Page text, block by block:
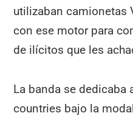
utilizaban camionetas
con ese motor para
de ilícitos que les
La banda se dedicaba
countries bajo la